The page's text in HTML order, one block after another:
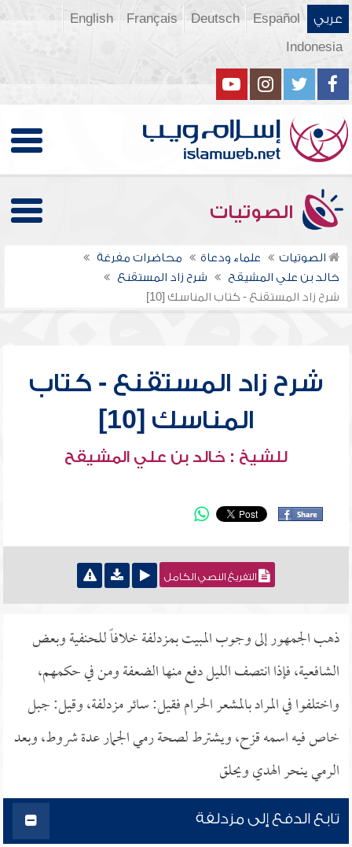
عربي Español
Deutsch
Français
English
Indonesia
الصوتيات
الصوتيات علماء ودعاة
محاضرات مفرغة
خالد بن علي المشيقح
شرح زاد المستقنع
شرح زاد المستقنع - كتاب المناسك [10]
شرح زاد المستقنع - كتاب
المناسك [10]
للشيخ : خالد بن علي المشيقح
التفريغ النصي الكامل
ذهب الجمهور إلى وجوب المبيت بمزدلفة خلافاً للحنفية وبعض
الشافعية، فإذا انتصف الليل دفع منها الضعفة ومن في حكمهم،
واختلفوا في المراد بالمشعر الحرام فقيل: سائر مزدلفة، وقيل: جبل
خاص فيه اسمه قزح، ويشترط لصحة رمي الجمار عدة شروط، وبعد
الرمي ينحر الهدي ويحلق
تابع الدفع إلى مزدلفة